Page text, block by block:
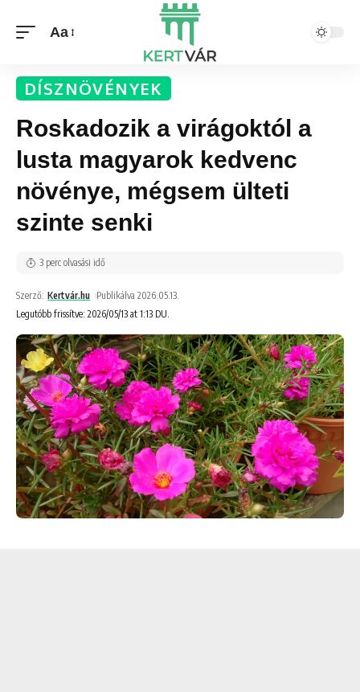
Aa
DÍSZNÖVÉNYEK
Roskadozik a virágoktól a
lusta magyarok kedvenc
növénye, mégsem ülteti
szinte senki
Legutóbb frissítve: 2026/05/13 at 1:13 DU.
Szerző: Kertvár.hu Publikálva 2026.05.13.
3 perc olvasási idő